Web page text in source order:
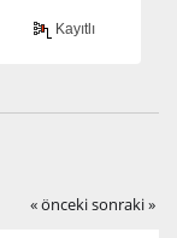
Kayıtlı
« önceki sonraki »